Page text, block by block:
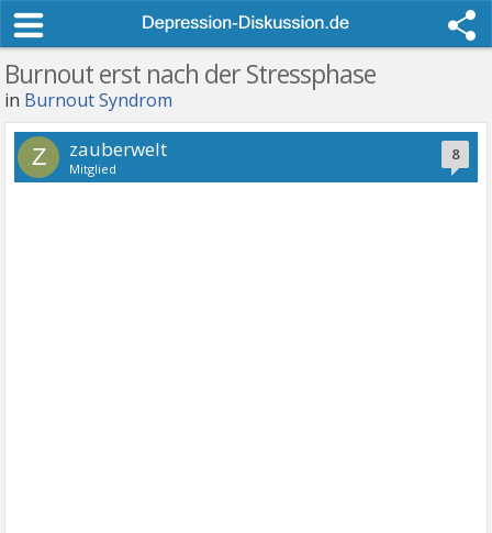
Burnout erst nach der Stressphase
in Burnout Syndrom
8
Z zauberwelt
Mitglied